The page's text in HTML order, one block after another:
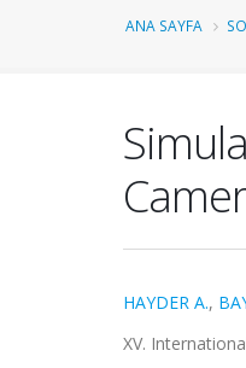
ANA SAYFA
HAYDER A.,
XV.